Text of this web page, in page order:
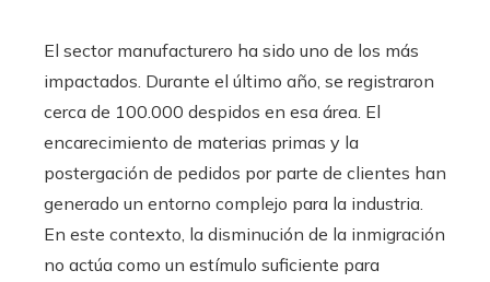
El sector manufacturero ha sido uno de los más
impactados. Durante el último año, se registraron
cerca de 100.000 despidos en esa área. El
encarecimiento de materias primas y la
postergación de pedidos por parte de clientes han
generado un entorno complejo para la industria.
En este contexto, la disminución de la inmigración
no actúa como un estímulo suficiente para